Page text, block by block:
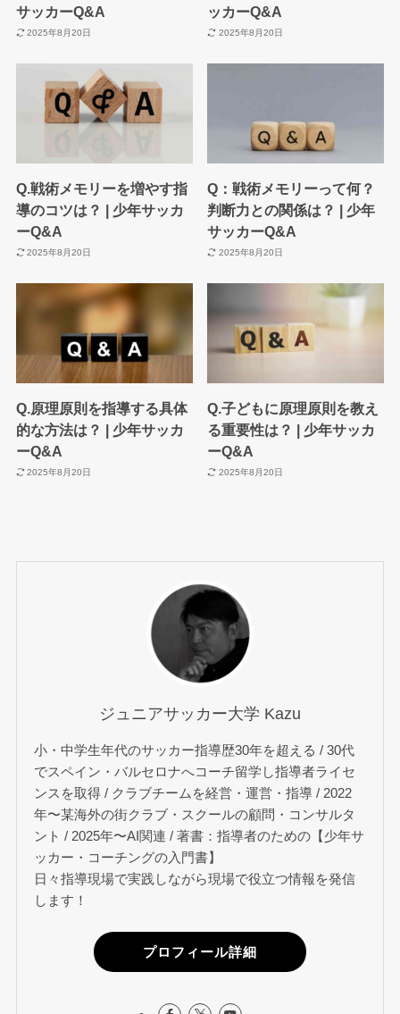
サッカーQ&A
2025年8月20日
ッカーQ&A
2025年8月20日
Q.戦術メモリーを増やす指
導のコツは？ | 少年サッカ
ーQ&A
2025年8月20日
Q：戦術メモリーって何？
判断力との関係は？ | 少年
サッカーQ&A
2025年8月20日
Q.原理原則を指導する具体
的な方法は？ | 少年サッカ
ーQ&A
2025年8月20日
Q.子どもに原理原則を教え
る重要性は？ | 少年サッカ
ーQ&A
2025年8月20日
ジュニアサッカー大学 Kazu
小・中学生年代のサッカー指導歴30年を超える / 30代
でスペイン・バルセロナへコーチ留学し指導者ライセ
ンスを取得 / クラブチームを経営・運営・指導 / 2022
年〜某海外の街クラブ・スクールの顧問・コンサルタ
ント / 2025年〜AI関連 / 著書：指導者のための【少年サ
ッカー・コーチングの入門書】
日々指導現場で実践しながら現場で役立つ情報を発信
します！
プロフィール詳細